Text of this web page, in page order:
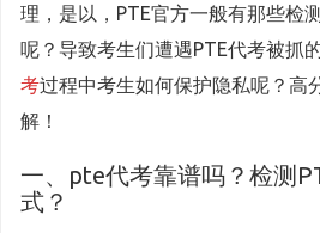
理，是以，PTE官方一般有那些检
呢？导致考生们遭遇PTE代考被抓
考过程中考生如何保护隐私呢？高
解！
一、pte代考靠谱吗？检测
式？